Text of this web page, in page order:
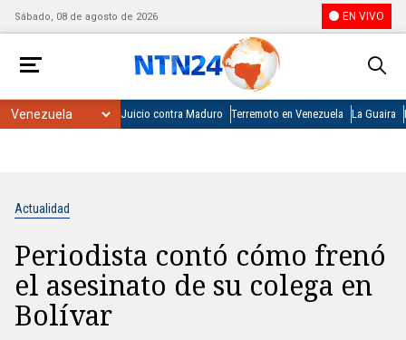
Sábado, 08 de agosto de 2026 EN VIVO
Juicio contra Maduro Terremoto en Venezuela La Guaira
Actualidad
Periodista contó cómo frenó
el asesinato de su colega en
Bolívar